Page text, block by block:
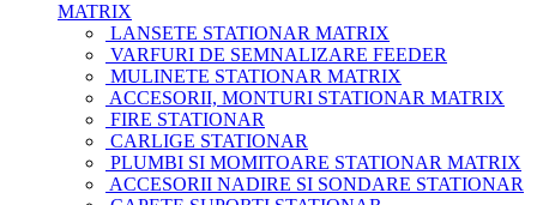
MATRIX
LANSETE STATIONAR MATRIX
VARFURI DE SEMNALIZARE FEEDER
MULINETE STATIONAR MATRIX
ACCESORII, MONTURI STATIONAR MATRIX
FIRE STATIONAR
CARLIGE STATIONAR
PLUMBI SI MOMITOARE STATIONAR MATRIX
ACCESORII NADIRE SI SONDARE STATIONAR